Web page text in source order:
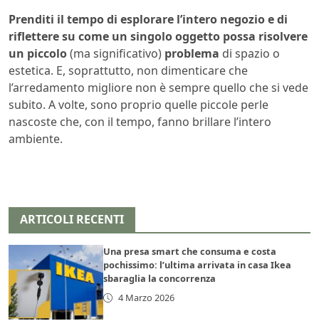
Prenditi il tempo di esplorare l’intero negozio e di
riflettere su come un singolo oggetto possa risolvere
un piccolo(ma significativo) problema di spazio o
estetica. E, soprattutto, non dimenticare che
l’arredamento migliore non è sempre quello che si vede
subito. A volte, sono proprio quelle piccole perle
nascoste che, con il tempo, fanno brillare l’intero
ambiente.
ARTICOLI RECENTI
Una presa smart che consuma e costa
pochissimo: l’ultima arrivata in casa Ikea
sbaraglia la concorrenza
4 Marzo 2026